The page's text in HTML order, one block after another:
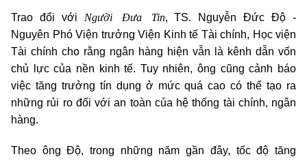
Trao đổi với Người Đưa Tin, TS. Nguyễn Đức Độ -
Nguyên Phó Viện trưởng Viện Kinh tế Tài chính, Học viện
Tài chính cho rằng ngân hàng hiện vẫn là kênh dẫn vốn
chủ lực của nền kinh tế. Tuy nhiên, ông cũng cảnh báo
việc tăng trưởng tín dụng ở mức quá cao có thể tạo ra
những rủi ro đối với an toàn của hệ thống tài chính, ngân
hàng.
Theo ông Độ, trong những năm gần đây, tốc độ tăng